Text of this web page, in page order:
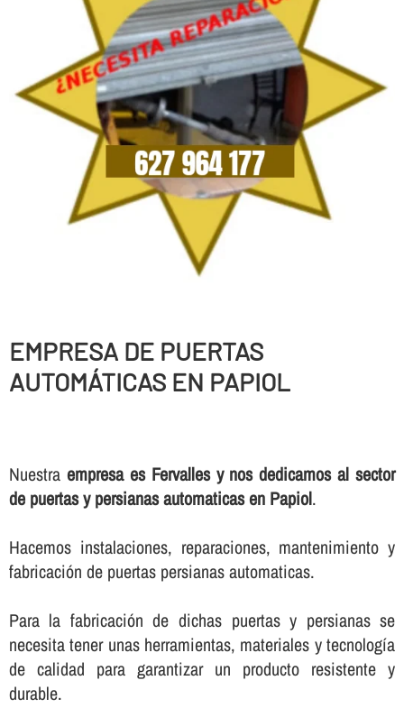
EMPRESA DE PUERTAS
AUTOMÁTICAS EN PAPIOL
Nuestra empresa es Fervalles y nos dedicamos al sector
de puertas y persianas automaticas en Papiol.
Hacemos instalaciones, reparaciones, mantenimiento y
fabricación de puertas persianas automaticas.
Para la fabricación de dichas puertas y persianas se
necesita tener unas herramientas, materiales y tecnologí­a
de calidad para garantizar un producto resistente y
durable.